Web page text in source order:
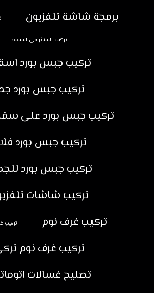
برمجة شاشة تلفزيون
تركيب الستائر في السقف
تركيب جبس بورد
تركيب جبس بورد
تركيب جبس بورد على
تركيب جبس بورد
تركيب جبس بورد
تركيب شاشات
تركيب غرف نوم
تركيب
تركيب غرف نوم
تصليح غسالات